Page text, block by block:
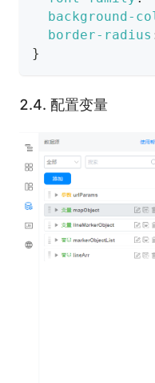
background-
border-radius
}
2.4. 配置变量